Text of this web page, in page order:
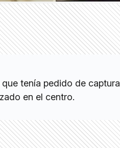
tenía pedido de captura
en el centro.